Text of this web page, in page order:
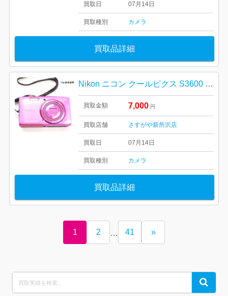
買取日 07月14日
買取種別 カメラ
買取品詳細
Nikon ニコン クールピクス S3600 デジタルカメラ
買取金額 7,000 円
買取店舗 さすがや新所沢店
買取日 07月14日
買取種別 カメラ
買取品詳細
1 2 … 41 »
for:
Search